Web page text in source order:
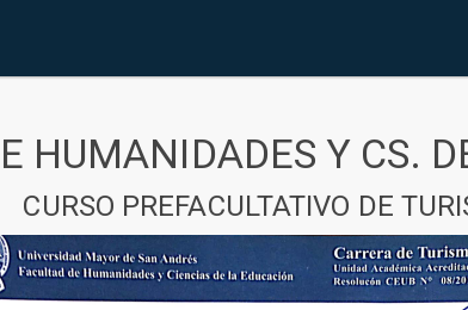
HUMANIDADES Y CS.
CURSO PREFACULTATIVO DE